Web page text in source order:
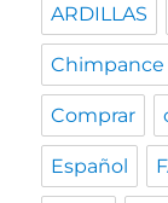
ARDILLAS
Chimpance
Comprar
Español